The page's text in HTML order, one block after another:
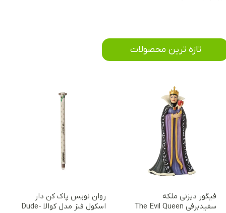
فیگور دیزنی ملکه
سفیدبرفی The Evil Queen
روان نویس پاک کن دار
اسکول فنز مدل کوالا Dude-
​تازه ترین محصولات